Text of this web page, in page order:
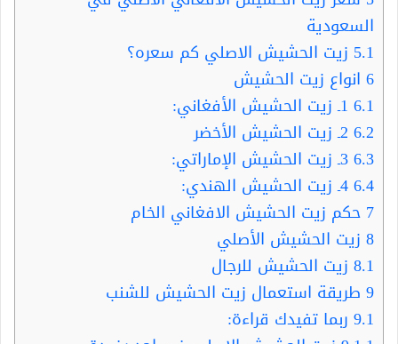
السعودية
5.1 زيت الحشيش الاصلي كم سعره؟
6 انواع زيت الحشيش
6.1
6.2
6.3
6.4
7 حكم زيت الحشيش الافغاني الخام
8 زيت الحشيش الأصلي
8.1 زيت الحشيش للرجال
9 طريقة استعمال زيت الحشيش للشنب
9.1 ربما تفيدك قراءة: